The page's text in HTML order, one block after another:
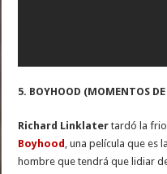
5. BOYHOOD (MOMENTOS
Richard Linklater tardó la
Boyhood , una película que es
hombre que tendrá que lidiar